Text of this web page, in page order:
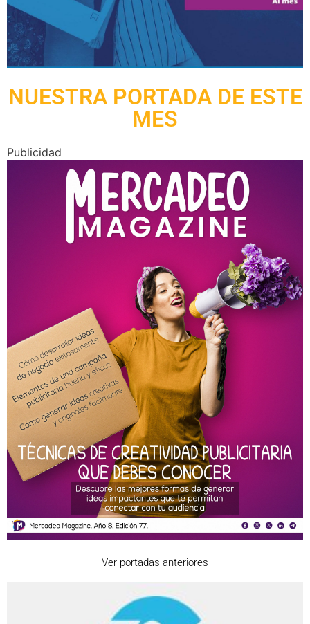
NUESTRA PORTADA DE ESTE
MES
Publicidad
Ver portadas anteriores